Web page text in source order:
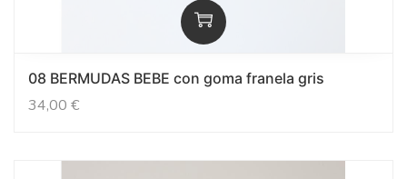
08 BERMUDAS BEBE con goma franela gris
34,00 €